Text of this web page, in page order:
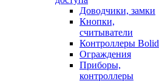
Доводчики, замки
Кнопки,
считыватели
Контроллеры Bolid
Ограждения
Приборы,
контроллеры